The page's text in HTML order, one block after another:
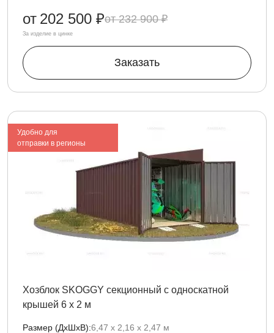
232 900 ₽
от 202 500 ₽
За изделие в цинке
Заказать
Удобно для
отправки в регионы
Хозблок SKOGGY секционный с односкатной
крышей 6 х 2 м
Размер (ДxШxВ):6,47 х 2,16 х 2,47 м